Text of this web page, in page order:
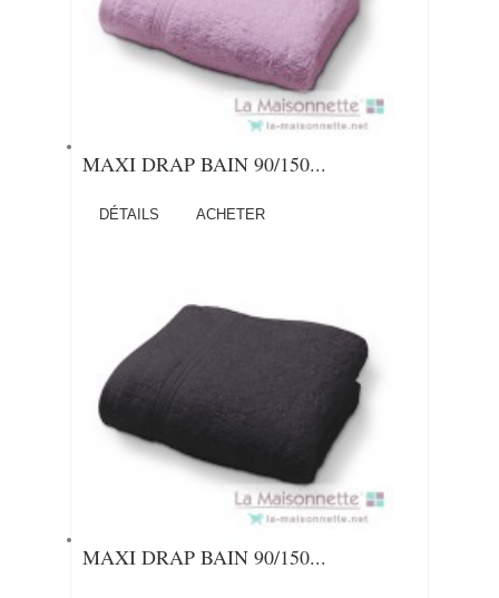
MAXI DRAP BAIN 90/150...
DÉTAILS ACHETER
MAXI DRAP BAIN 90/150...